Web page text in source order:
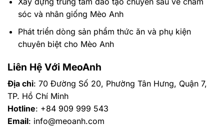
sóc và nhân giống Mèo Anh
Phát triển dòng sản phẩm thức ăn và phụ kiện
chuyên biệt cho Mèo Anh
Liên Hệ Với MeoAnh
Địa chỉ: 70 Đường Số 20, Phường Tân Hưng, Quận 7,
TP. Hồ Chí Minh
Hotline: +84 909 999 543
Email: info@meoanh.com